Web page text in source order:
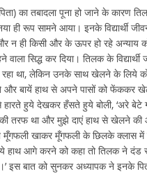
का तबादला पूना हो जाने के
ही रूप सामने आया। इनके विद्यार्थी
ही किसी और के ऊपर हो रहे अन्याय
सिद्ध कर दिया। तिलक के
था, लेकिन उनके साथ खेलने के लिये
और बायें हाथ से अपने पासों को फेंककर
हुये देखकर हँसते हुये बोली, ‘अरे बेटे
की तरफ था और मुझे दाएं हाथ से खेलने
ने मूँगफली खाकर मूँगफली के छिलके
आगे करने को कहा तो तिलक ने दंड
इस बात को सुनकर अध्यापक ने इनके